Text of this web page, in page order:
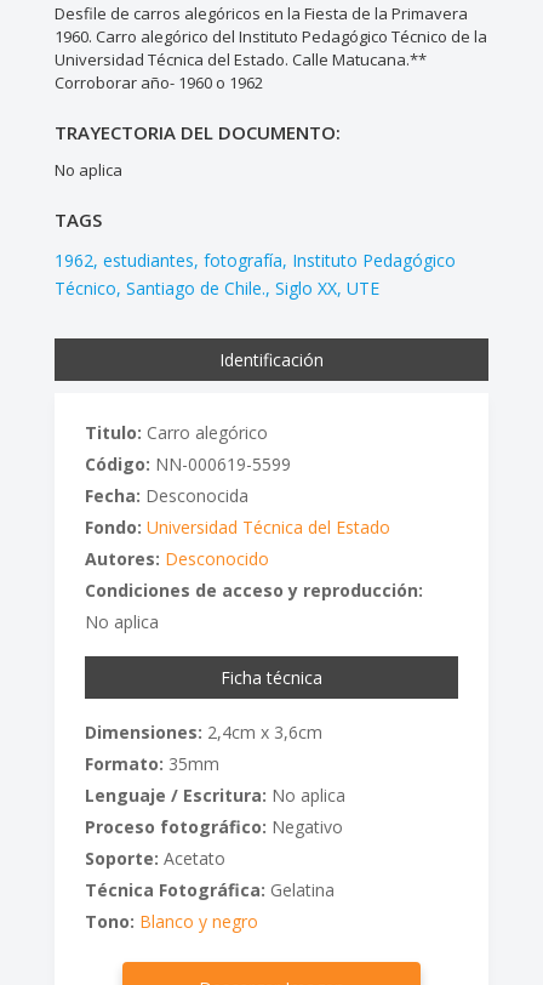
Desfile de carros alegóricos en la Fiesta de la Primavera
1960. Carro alegórico del Instituto Pedagógico Técnico de la
Universidad Técnica del Estado. Calle Matucana.**
Corroborar año- 1960 o 1962
TRAYECTORIA DEL DOCUMENTO:
No aplica
TAGS
1962 estudiantes fotografía Instituto Pedagógico
Técnico Santiago de Chile. Siglo XX UTE
Identificación
Titulo: Carro alegórico
Código: NN-000619-5599
Fecha: Desconocida
Fondo: Universidad Técnica del Estado
Autores: Desconocido
Condiciones de acceso y reproducción:
No aplica
Ficha técnica
Dimensiones: 2,4cm x 3,6cm
Formato: 35mm
Lenguaje / Escritura: No aplica
Proceso fotográfico: Negativo
Soporte: Acetato
Técnica Fotográfica: Gelatina
Tono: Blanco y negro